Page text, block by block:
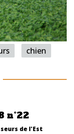
chien
n°22
de l'Est